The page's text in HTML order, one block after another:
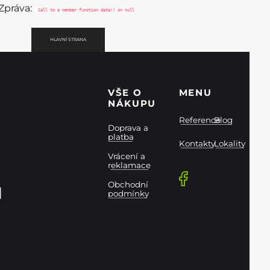
Call to a member function data() on null
HLAVNÍ STRANA
VŠE O
NÁKUPU
Doprava a
platba
Vrácení a
reklamace
Obchodní
podmínky
MENU
ReferenceBlog
KontaktyLokality